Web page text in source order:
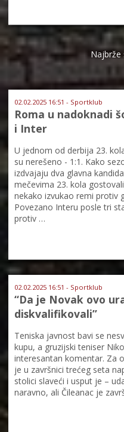
Najbrže
02.02.2025 16:51 - Sportklub
Roma u nadoknadi
i Inter
U jednom od derbija 23.
su nerešeno - 1:1. Kako
izdvajaju dva glavna
mečevima 23. kola
nekako izvukao remi protiv
Povezano Interu posle tri
protiv …
02.02.2025 16:51 - Sportklub
“Da je Novak ovo
diskvalifikovali”
Teniska javnost bavi se
kupu, a gruzijski teniser
interesantan komentar. Za
je u završnici trećeg seta
stolici slaveći i usput je –
naravno, ali Čileanac je